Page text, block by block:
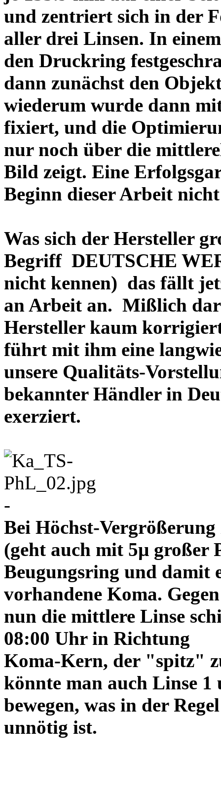
und zentriert sich in der
aller drei Linsen. In
den Druckring
dann zunächst den
wiederum wurde dann
fixiert, und die
nur noch über die
Bild zeigt. Eine
Beginn dieser Arbeit
Was sich der Hersteller
Begriff DEUTSCHE
nicht kennen) das fällt
an Arbeit an. Mißlich
Hersteller kaum
führt mit ihm eine
unsere Qualitäts-
bekannter Händler in
exerziert.
-
Bei Höchst-
(geht auch mit 5µ großer
Beugungsring und damit
vorhandene Koma.
nun die mittlere Linse
08:00 Uhr in Richtung
Koma-Kern, der "spitz"
könnte man auch Linse
bewegen, was in der Regel
unnötig ist.